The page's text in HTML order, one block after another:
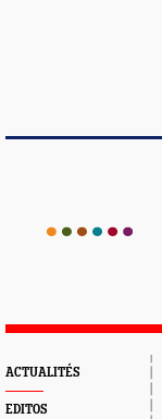
ACTUALITÉS
EDITOS